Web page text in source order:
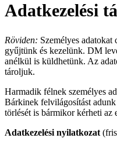
Adatkezelési
Röviden: Személyes adatokat
gyűjtünk és kezelünk. DM
anélkül is küldhetünk. Az
tároljuk.
Harmadik félnek személyes
Bárkinek felvilágosítást
törlését is bármikor kérheti az
Adatkezelési nyilatkozat